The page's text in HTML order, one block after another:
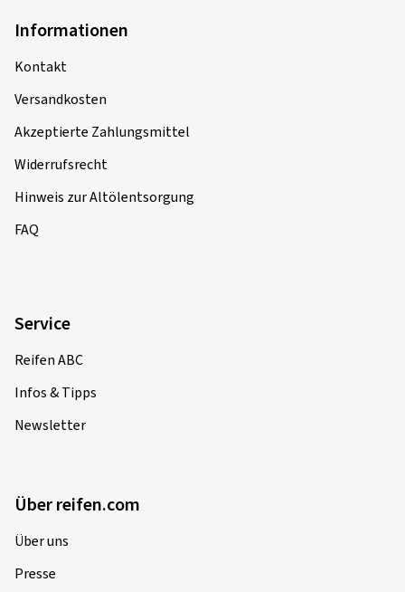
Informationen
Kontakt
Versandkosten
Akzeptierte Zahlungsmittel
Widerrufsrecht
Hinweis zur Altölentsorgung
FAQ
Service
Reifen ABC
Infos & Tipps
Newsletter
Über reifen.com
Über uns
Presse